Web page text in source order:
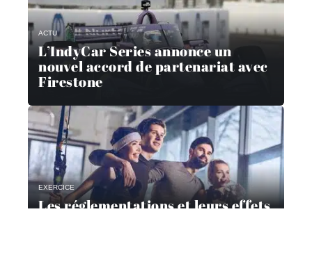
ACTU
L’IndyCar Series annonce un
nouvel accord de partenariat avec
Firestone
EXERCICE
Les réglementations et leurs effets